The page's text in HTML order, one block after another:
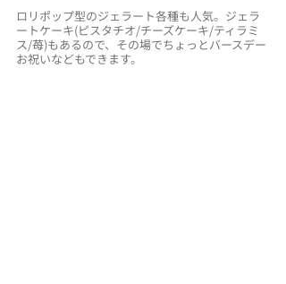
ロリポップ型のジェラート各種も人気。ジェラ
ートケーキ(ピスタチオ/チーズケーキ/ティラミ
ス/苺)もあるので、その場でちょっとバースデー
お祝いなどもできます。